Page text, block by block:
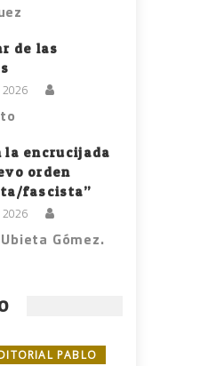
de las
la encrucijada
orden
fascista”
Gómez.
PABLO